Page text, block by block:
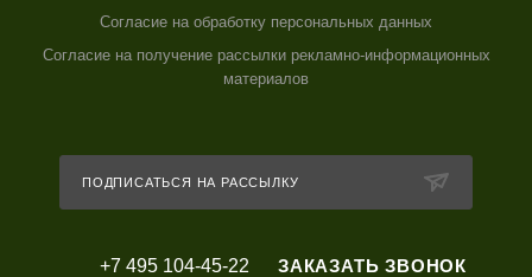
Согласие на обработку персональных данных
Согласие на получение рассылки рекламно-информационных
материалов
ПОДПИСАТЬСЯ НА РАССЫЛКУ
+7 495 104-45-22 ЗАКАЗАТЬ ЗВОНОК